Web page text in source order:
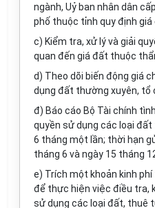
ngành, Uỷ ban nhân dân
phố thuộc tỉnh quy định giá
c) Kiểm tra, xử lý và giải
quan đến giá đất thuộc
d) Theo dõi biến động giá
dụng đất thường xuyên, tổ
đ) Báo cáo Bộ Tài chính
quyền sử dụng các loại
6 tháng một lần; thời hạn
tháng 6 và ngày 15 tháng
e) Trích một khoản kinh
để thực hiện việc điều tra,
sử dụng các loại đất, thuê